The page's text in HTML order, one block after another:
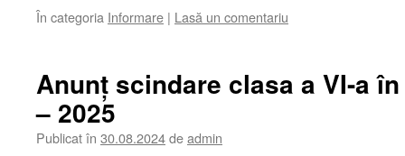
În categoria Informare | Lasă un comentariu
Anunț scindare clasa a VI-a
– 2025
Publicat în 30.08.2024deadmin